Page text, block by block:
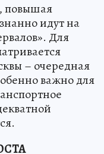
повышая
идут на
Для
– очередная
важно для